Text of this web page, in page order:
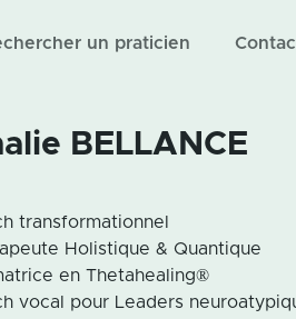
un praticien
BELLANCE
transformationnel
Holistique & Quantique
en Thetahealing®
vocal pour Leaders